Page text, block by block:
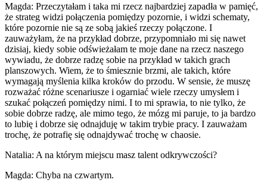
Magda: Przeczytałam i taka mi rzecz najbardziej zapadła w pamięć,
że strateg widzi połączenia pomiędzy pozornie, i widzi schematy,
które pozornie nie są ze sobą jakieś rzeczy połączone. I
zauważyłam, że na przykład dobrze, przypomniało mi się nawet
dzisiaj, kiedy sobie odświeżałam te moje dane na rzecz naszego
wywiadu, że dobrze radzę sobie na przykład w takich grach
planszowych. Wiem, że to śmiesznie brzmi, ale takich, które
wymagają myślenia kilka kroków do przodu. W sensie, że muszę
rozważać różne scenariusze i ogarniać wiele rzeczy umysłem i
szukać połączeń pomiędzy nimi. I to mi sprawia, to nie tylko, że
sobie dobrze radzę, ale mimo tego, że mózg mi paruje, to ja bardzo
to lubię i dobrze się odnajduję w takim trybie pracy. I zauważam
trochę, że potrafię się odnajdywać trochę w chaosie.
Natalia: A na którym miejscu masz talent odkrywczości?
Magda: Chyba na czwartym.